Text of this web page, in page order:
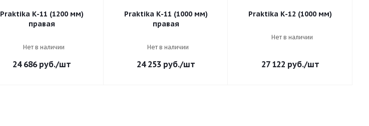
Praktika К-11 (1200 мм)
правая
Нет в наличии
24 686руб./шт
Praktika К-11 (1000 мм)
правая
Нет в наличии
24 253 руб./шт
Praktika К-12 (1000 мм)
Нет в наличии
27 122 руб./шт